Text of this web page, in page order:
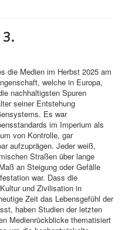
die Medien im Herbst 2025 am
welche in Europa,
nachhaltigsten Spuren
seiner Entstehung
Es war
im Imperium als
von Kontrolle, gar
aufzuprägen. Jeder weiß,
Straßen über lange
an Steigung oder Gefälle
war. Dass die
und Zivilisation in
Zeit das Lebensgefühl der
haben Studien der letzten
Medienrückblicke thematisiert